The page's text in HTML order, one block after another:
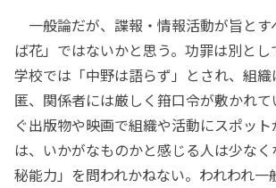
一般論だが、諜報・情報活動が旨と
ば花」ではないかと思う。功罪は別と
学校では「中野は語らず」とされ、組
匿、関係者には厳しく箝口令が敷かれ
ぐ出版物や映画で組織や活動にスポッ
は、いかがなものかと感じる人は少な
秘能力」を問われかねない。われわれ一